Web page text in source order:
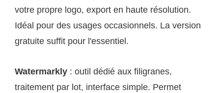
votre propre logo, export en haute résolution.
Idéal pour des usages occasionnels. La version
gratuite suffit pour l'essentiel.
Watermarkly : outil dédié aux filigranes,
traitement par lot, interface simple. Permet